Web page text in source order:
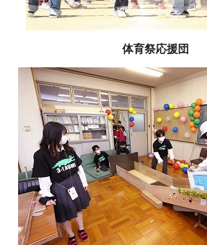
体育祭応援団